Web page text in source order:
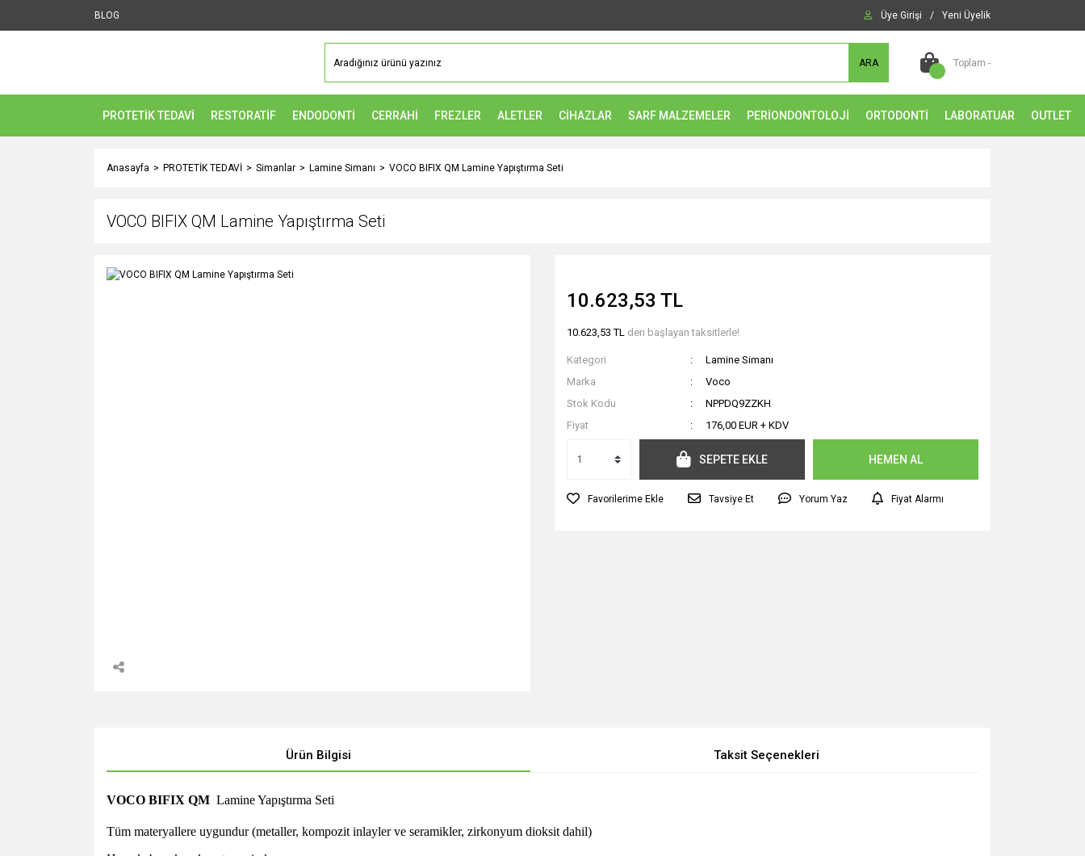
BLOG Üye Girişi / Yeni Üyelik
ARA Toplam -
PROTETİK TEDAVİ RESTORATİF ENDODONTİ CERRAHİ FREZLER ALETLER CİHAZLAR SARF MALZEMELER PERİONDONTOLOJİ ORTODONTİ LABORATUAR OUTLET
Anasayfa PROTETİK TEDAVİ Simanlar Lamine Simanı VOCO BIFIX QM Lamine Yapıştırma Seti
VOCO BIFIX QM Lamine Yapıştırma Seti
10.623,53 TL
10.623,53 TL den başlayan taksitlerle!
Kategori
Lamine Simanı
Marka
Voco
Stok Kodu
NPPDQ9ZZKH
Fiyat
176,00 EUR + KDV
SEPETE EKLE HEMEN AL
Tavsiye Et Yorum Yaz Fiyat Alarmı
Ürün Bilgisi Taksit Seçenekleri
VOCO BIFIX QM Lamine Yapıştırma Seti
Tüm materyallere uygundur (metaller, kompozit inlayler ve seramikler, zirkonyum dioksit dahil)